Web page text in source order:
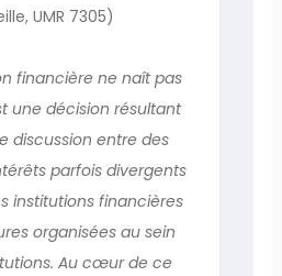
UMR 7305)
financière ne naît pas
une décision résultant
discussion entre des
parfois divergents
institutions financières
organisées au sein
Au cœur de ce